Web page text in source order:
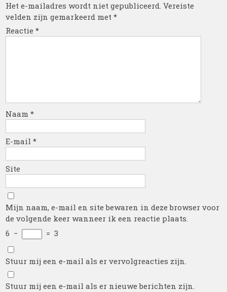
Het e-mailadres wordt niet gepubliceerd. Vereiste
velden zijn gemarkeerd met*
Reactie*
Naam*
E-mail*
Site
Mijn naam, e-mail en site bewaren in deze browser voor
de volgende keer wanneer ik een reactie plaats.
6 − = 3
Stuur mij een e-mail als er vervolgreacties zijn.
Stuur mij een e-mail als er nieuwe berichten zijn.